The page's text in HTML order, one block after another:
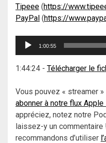
Tipeee (https://
PayPal (https://
Lecteur
1:00:55
1:44:24 - Télécharger le
Vous pouvez « streamer
abonner à notre flux
appréciez, notez notre
laissez-y un commentaire
recommandons d’utiliser